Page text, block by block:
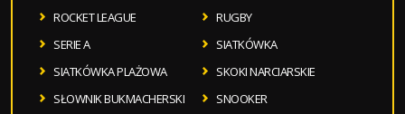
ROCKET LEAGUE
RUGBY
SERIE A
SIATKÓWKA
SIATKÓWKA PLAŻOWA
SKOKI NARCIARSKIE
SŁOWNIK BUKMACHERSKI
SNOOKER